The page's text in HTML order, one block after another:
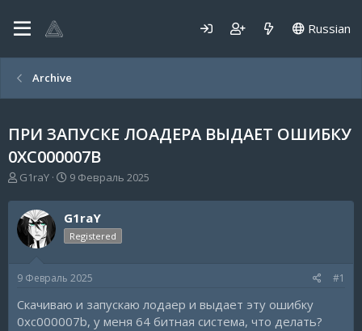
Russian
Archive
ПРИ ЗАПУСКЕ ЛОАДЕРА ВЫДАЕТ ОШИБКУ
0XC000007B
А
т
о
р
м
G1raY
Д
т
а
н
а
а
9 Февраль 2025
G1raY
Registered
9 Февраль 2025 #1
Скачиваю и запускаю лодаер и выдает эту ошибку
0xc000007b, у меня 64 битная система, что делать?